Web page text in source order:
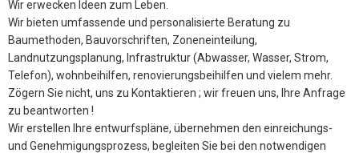
Wir erwecken Ideen zum Leben.
Wir bieten umfassende und personalisierte Beratung zu
Baumethoden, Bauvorschriften, Zoneneinteilung,
Landnutzungsplanung, Infrastruktur (Abwasser, Wasser, Strom,
Telefon), wohnbeihilfen, renovierungsbeihilfen und vielem mehr.
Zögern Sie nicht, uns zu Kontaktieren ; wir freuen uns, Ihre Anfrage
zu beantworten !
Wir erstellen Ihre entwurfspläne, übernehmen den einreichungs-
und Genehmigungsprozess, begleiten Sie bei den notwendigen